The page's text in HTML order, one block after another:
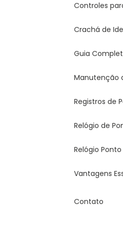
Controles
Crachá de
Guia
Registros de
Relógio de
Relógio
Vantagens
Contato